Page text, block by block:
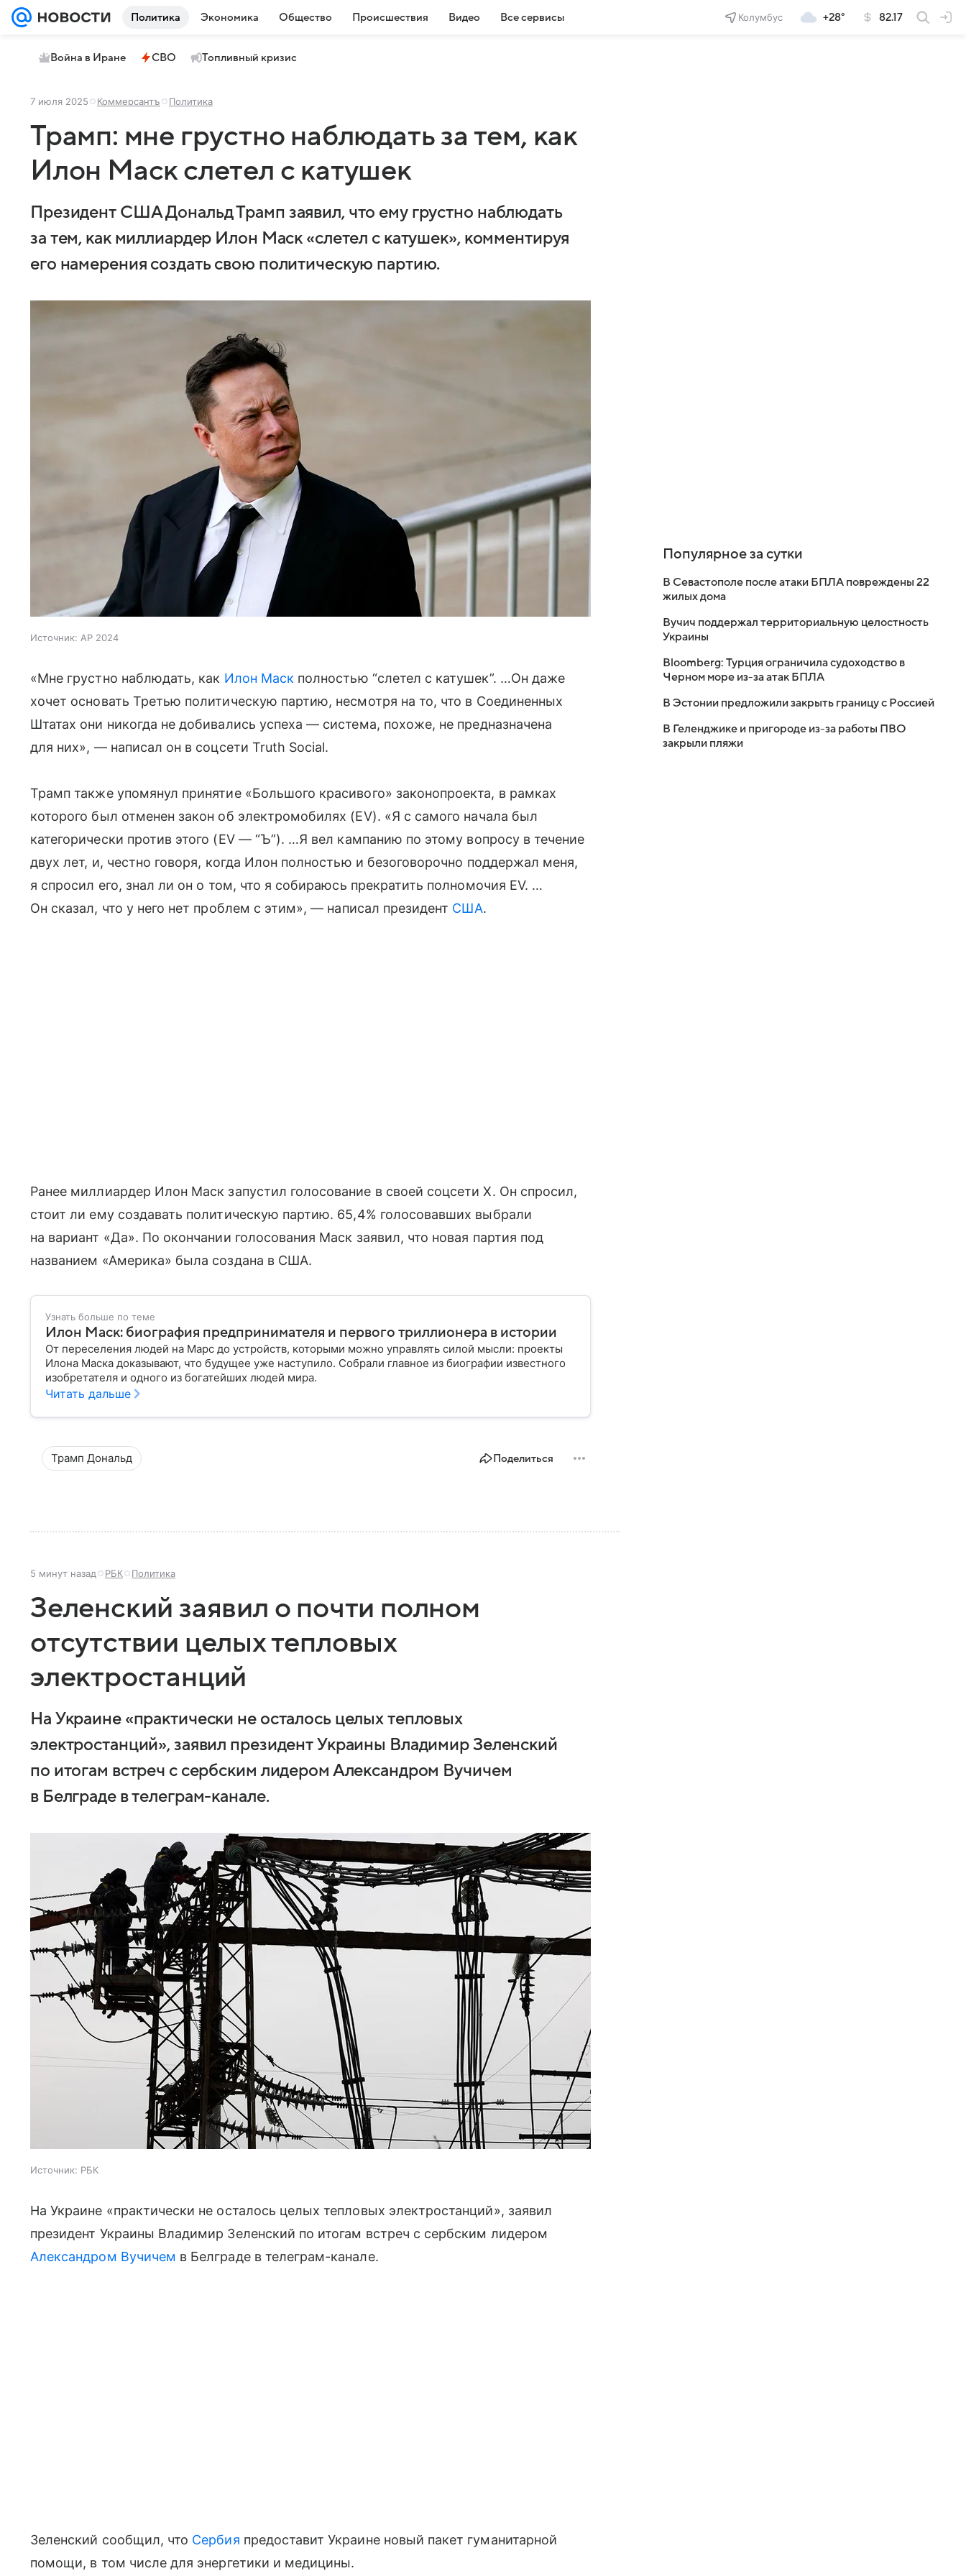
Политика Экономика Общество Происшествия Видео Все сервисы Колумбус +28° 82.17
Война в Иране СВО Топливный кризис
7 июля 2025 Коммерсантъ Политика
Трамп: мне грустно наблюдать за тем, как
Илон Маск слетел с катушек
Президент США Дональд Трамп заявил, что ему грустно наблюдать
за тем, как миллиардер Илон Маск «слетел с катушек», комментируя
его намерения создать свою политическую партию.
Источник: AP 2024
«Мне грустно наблюдать, как Илон Маск полностью “слетел с катушек”. …Он даже
хочет основать Третью политическую партию, несмотря на то, что в Соединенных
Штатах они никогда не добивались успеха — система, похоже, не предназначена
для них», — написал он в соцсети Truth Social.
Трамп также упомянул принятие «Большого красивого» законопроекта, в рамках
которого был отменен закон об электромобилях (EV). «Я с самого начала был
категорически против этого (EV — “Ъ”). …Я вел кампанию по этому вопросу в течение
двух лет, и, честно говоря, когда Илон полностью и безоговорочно поддержал меня,
я спросил его, знал ли он о том, что я собираюсь прекратить полномочия EV. …
Он сказал, что у него нет проблем с этим», — написал президент США.
Ранее миллиардер Илон Маск запустил голосование в своей соцсети X. Он спросил,
стоит ли ему создавать политическую партию. 65,4% голосовавших выбрали
на вариант «Да». По окончании голосования Маск заявил, что новая партия под
названием «Америка» была создана в США.
Узнать больше по теме
Илон Маск: биография предпринимателя и первого триллионера в истории
От переселения людей на Марс до устройств, которыми можно управлять силой мысли: проекты
Илона Маска доказывают, что будущее уже наступило. Собрали главное из биографии известного
изобретателя и одного из богатейших людей мира.
Читать дальше
Трамп Дональд Поделиться
5 минут назад РБК Политика
Зеленский заявил о почти полном
отсутствии целых тепловых
электростанций
На Украине «практически не осталось целых тепловых
электростанций», заявил президент Украины Владимир Зеленский
по итогам встреч с сербским лидером Александром Вучичем
в Белграде в телеграм-канале.
Источник: РБК
На Украине «практически не осталось целых тепловых электростанций», заявил
президент Украины Владимир Зеленский по итогам встреч с сербским лидером
Александром Вучичем в Белграде в телеграм-канале.
Зеленский сообщил, что Сербия предоставит Украине новый пакет гуманитарной
помощи, в том числе для энергетики и медицины.
Популярное за сутки
В Севастополе после атаки БПЛА повреждены 22
жилых дома
Вучич поддержал территориальную целостность
Украины
Bloomberg: Турция ограничила судоходство в
Черном море из-за атак БПЛА
В Эстонии предложили закрыть границу с Россией
В Геленджике и пригороде из-за работы ПВО
закрыли пляжи